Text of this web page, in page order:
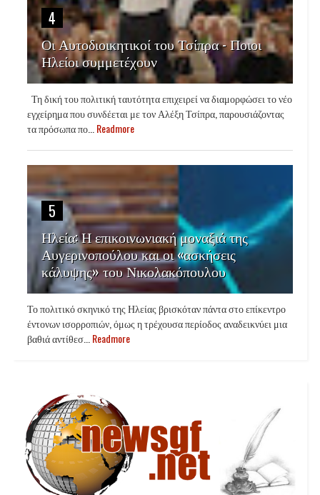
4
Οι Αυτοδιοικητικοί του Τσίπρα - Ποιοι
Ηλείοι συμμετέχουν
Τη δική του πολιτική ταυτότητα επιχειρεί να διαμορφώσει το νέο
εγχείρημα που συνδέεται με τον Αλέξη Τσίπρα, παρουσιάζοντας
τα πρόσωπα πο... Readmore
5
Ηλεία: Η επικοινωνιακή μοναξιά της
Αυγερινοπούλου και οι «ασκήσεις
κάλυψης» του Νικολακόπουλου
Το πολιτικό σκηνικό της Ηλείας βρισκόταν πάντα στο επίκεντρο
έντονων ισορροπιών, όμως η τρέχουσα περίοδος αναδεικνύει μια
βαθιά αντίθεσ... Readmore